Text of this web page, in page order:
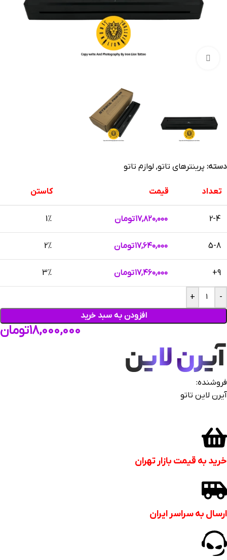
دسته: پرینترهای تاتو, لوازم تاتو
تعداد قیمت کاستن
2-4 ۱۷,۸۲۰,۰۰۰تومان 1%
5-8 ۱۷,۶۴۰,۰۰۰تومان 2%
9+ ۱۷,۴۶۰,۰۰۰تومان 3%
-
+
افزودن به سبد خرید
۱۸,۰۰۰,۰۰۰تومان
فروشنده:
آیرن لاین تاتو
خرید به قیمت بازار تهران
ارسال به سراسر ایران